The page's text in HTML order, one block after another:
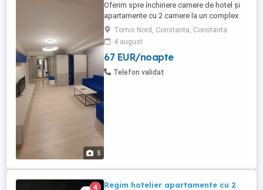
5
Oferim spre închiriere camere de hotel și
apartamente cu 2 camere la un complex
hotelier de 3 și 4 stele . Contra cost avem
și mic dejun la cerere (40 lei de persoană)
Complexul hotelier se află în zona Tomis
Nord Campus Universitate. Dotări:
Complet mobilate și utilate modern Aer
Tomis Nord, Constanta, Constanta
4 august
67 EUR/noapte
Telefon validat
4 Regim hotelier apartamente cu 2